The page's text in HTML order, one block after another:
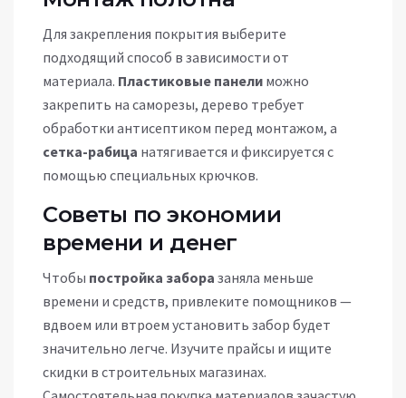
Для закрепления покрытия выберите
подходящий способ в зависимости от
материала. Пластиковые панели можно
закрепить на саморезы, дерево требует
обработки антисептиком перед монтажом, а
сетка-рабица натягивается и фиксируется с
помощью специальных крючков.
Советы по экономии
времени и денег
Чтобы постройка забора заняла меньше
времени и средств, привлеките помощников —
вдвоем или втроем установить забор будет
значительно легче. Изучите прайсы и ищите
скидки в строительных магазинах.